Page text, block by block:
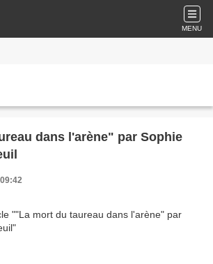
MENU
dans l'arène" par Sophie